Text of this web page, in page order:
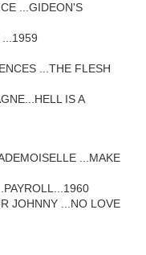
...GIDEON'S
...1959
...THE FLESH
IS A
...MAKE
JOHNNY ...NO LOVE